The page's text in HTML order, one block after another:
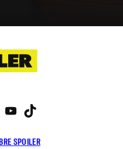
SPOILER
X YouTube